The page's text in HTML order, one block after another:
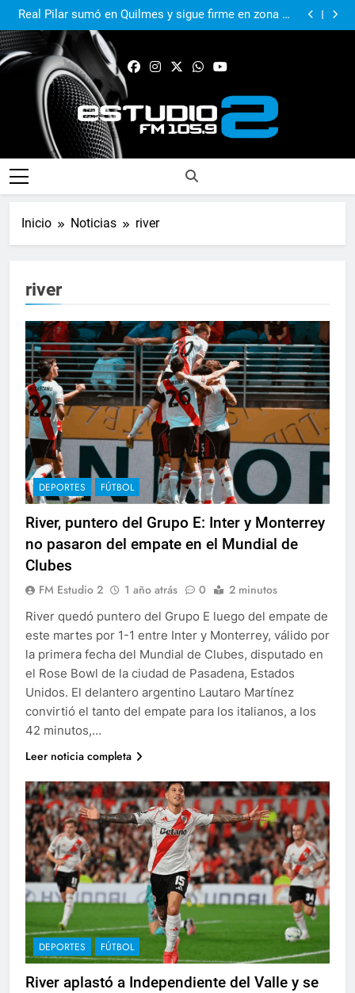
e identidad
Real Pilar sumó en Quilmes y sigue firme en zona de
Reducido
Murió Jorge Messi, el papá del 10 de la selección
El Municipio acompañó al Centro Papa Francisco en
El Municipio sigue apoyando los espacios de cultura
Real Pilar sumó en Quilmes y sigue firme en zona de
Murió Jorge Messi, el papá del 10 de la selección
argentina
FM Estudio 2
Inicio Noticias river
river
DEPORTES FÚTBOL
River, puntero del Grupo E: Inter y Monterrey
no pasaron del empate en el Mundial de
Clubes
FM Estudio 2 1 año atrás 0 2 minutos
River quedó puntero del Grupo E luego del empate de
este martes por 1-1 entre Inter y Monterrey, válido por
la primera fecha del Mundial de Clubes, disputado en
el Rose Bowl de la ciudad de Pasadena, Estados
Unidos. El delantero argentino Lautaro Martínez
convirtió el tanto del empate para los italianos, a los
42 minutos,…
Leer noticia completa
DEPORTES FÚTBOL
River aplastó a Independiente del Valle y se